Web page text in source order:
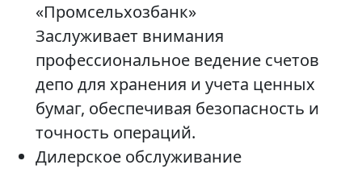
«Промсельхозбанк»
Заслуживает внимания
профессиональное ведение счетов
депо для хранения и учета ценных
бумаг, обеспечивая безопасность и
точность операций.
Дилерское обслуживание